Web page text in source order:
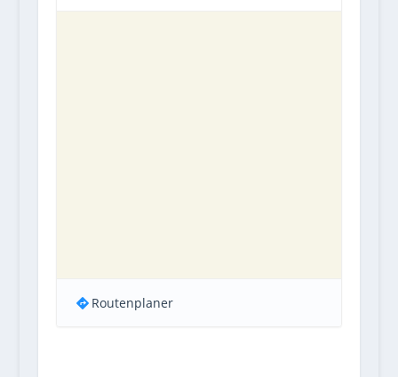
Routenplaner